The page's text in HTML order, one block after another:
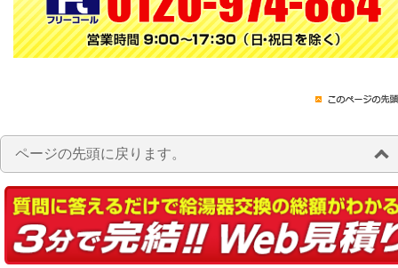
ページの先頭に戻ります。